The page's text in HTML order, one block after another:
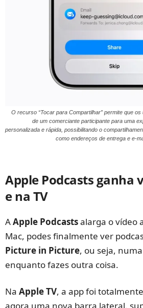
O recurso “Tocar para Compartilhar” permite que
de um comerciante participante para uma
personalizada e rápida, possibilitando o
como endereços de entrega e e-
Apple Podcasts ganha
e na TV
AApple Podcastsalarga o vídeo
Mac, podes finalmente ver
Picture in Picture, ou seja,
enquanto fazes outra coisa.
Na Apple TV, a app foi